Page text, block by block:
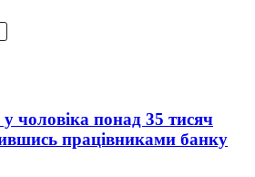
чоловіка понад 35 тисяч
працівниками банку